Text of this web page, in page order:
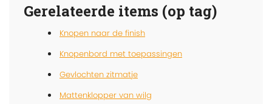
Gerelateerde items (op tag)
Knopen naar de finish
Knopenbord met toepassingen
Gevlochten zitmatje
Mattenklopper van wilg